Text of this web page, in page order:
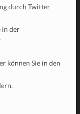
durch Twitter
in der
können Sie in den